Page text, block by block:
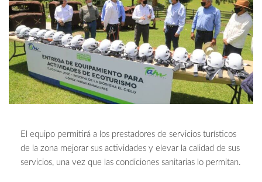
El equipo permitirá a los prestadores de servicios turísticos
de la zona mejorar sus actividades y elevar la calidad de sus
servicios, una vez que las condiciones sanitarias lo permitan.